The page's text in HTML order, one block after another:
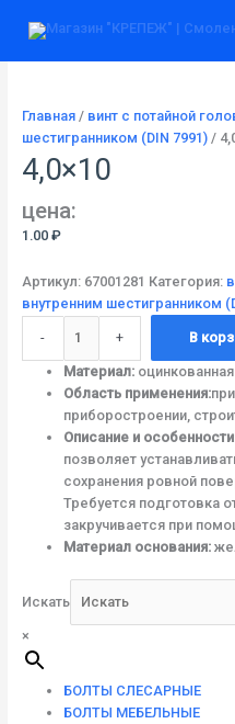
Главная/ винт с потайной
шестигранником (DIN 7991)/
4,0×10
цена:
1.00 ₽
Артикул: 67001281 Категория:
внутренним шестигранником
-
товара
+ В
Материал:
Область применения:
приборостроении,
Описание и
позволяет
сохранения ровной
Требуется подготовка
закручивается при
Материал основания:
Искать
×
БОЛТЫ СЛЕСАРНЫЕ
БОЛТЫ МЕБЕЛЬНЫЕ